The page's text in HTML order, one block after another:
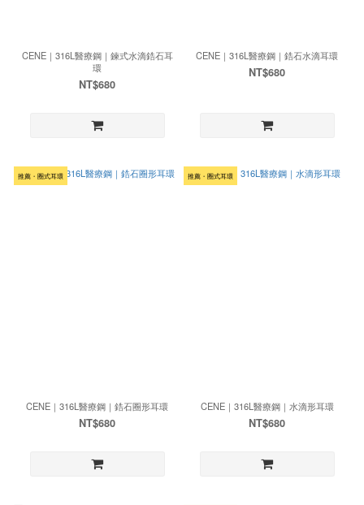
CENE｜316L醫療鋼｜鍊式水滴鋯石耳
環
NT$680
CENE｜316L醫療鋼｜鋯石水滴耳環
NT$680
推薦・圈式耳環
CENE｜316L醫療鋼｜鋯石圈形耳環
NT$680
推薦・圈式耳環
CENE｜316L醫療鋼｜水滴形耳環
NT$680